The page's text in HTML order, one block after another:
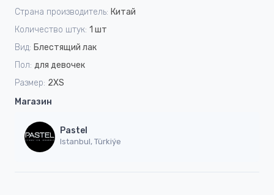
Страна производитель: Китай
Количество штук: 1 шт
Вид: Блестящий лак
Пол: для девочек
Размер: 2XS
Магазин
Pastel
Istanbul, Türkiýe